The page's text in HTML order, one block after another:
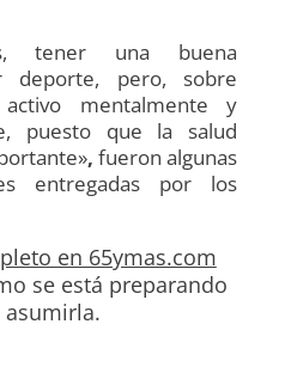
tener una buena
deporte, pero, sobre
mentalmente y
puesto que la salud
, fueron algunas
entregadas por los
en 65ymas.com
se está preparando